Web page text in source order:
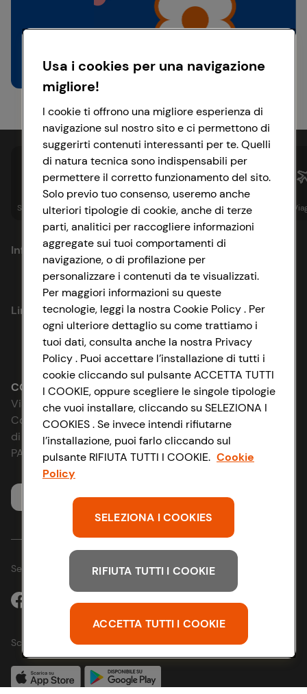
Spesa online Assicurazioni Sapori& Istituzionale
Informazioni
Privacy Policy
Cookie Policy
Impostazioni Cookie
Accessibilità
D&I e Parità di Genere
Strategia Fiscale
Link utili
Lavora con noi
Le cooperative
News & Approfondimenti
Richiami prodotto
Whistleblowing
CONAD SOCIETÀ COOPERATIVA
Via Michelino, 59 | 40127 BOLOGNA
Codice Fiscale e Registro Imprese
di Bologna 00865960157
PARTITA IVA 03320960374
Servizio clienti
Seguici sui Social:
Scarica l'app
Usa i cookies per una navigazione
migliore!
I cookie ti offrono una migliore esperienza di
navigazione sul nostro sito e ci permettono di
suggerirti contenuti interessanti per te. Quelli
di natura tecnica sono indispensabili per
permettere il corretto funzionamento del sito.
Solo previo tuo consenso, useremo anche
ulteriori tipologie di cookie, anche di terze
parti, analitici per raccogliere informazioni
aggregate sui tuoi comportamenti di
navigazione, o di profilazione per
personalizzare i contenuti da te visualizzati.
Per maggiori informazioni su queste
tecnologie, leggi la nostra Cookie Policy . Per
ogni ulteriore dettaglio su come trattiamo i
tuoi dati, consulta anche la nostra Privacy
Policy . Puoi accettare l’installazione di tutti i
cookie cliccando sul pulsante ACCETTA TUTTI
I COOKIE, oppure scegliere le singole tipologie
che vuoi installare, cliccando su SELEZIONA I
COOKIES . Se invece intendi rifiutarne
l’installazione, puoi farlo cliccando sul
pulsante RIFIUTA TUTTI I COOKIE. Cookie
Policy
SELEZIONA I COOKIES
RIFIUTA TUTTI I COOKIE
ACCETTA TUTTI I COOKIE